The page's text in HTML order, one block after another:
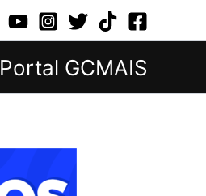
Portal GCMAIS